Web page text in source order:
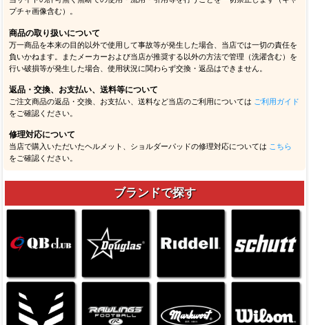
プチャ画像含む）。
商品の取り扱いについて
万一商品を本来の目的以外で使用して事故等が発生した場合、当店では一切の責任を
負いかねます。またメーカーおよび当店が推奨する以外の方法で管理（洗濯含む）を
行い破損等が発生した場合、使用状況に関わらず交換・返品はできません。
返品・交換、お支払い、送料等について
ご注文商品の返品・交換、お支払い、送料など当店のご利用については ご利用ガイド
をご確認ください。
修理対応について
当店で購入いただいたヘルメット、ショルダーパッドの修理対応については こちら
をご確認ください。
ブランドで探す